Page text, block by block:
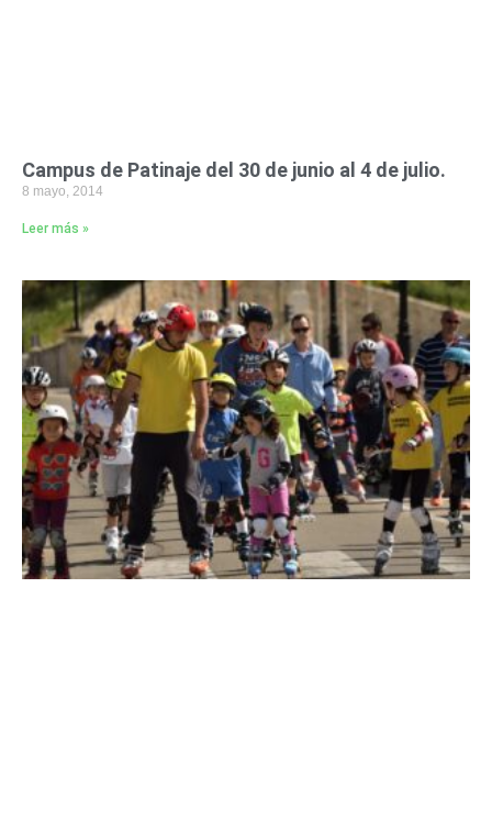
Campus de Patinaje del 30 de junio al 4 de julio.
8 mayo, 2014
Leer más »